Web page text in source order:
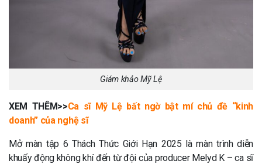
Giám khảo Mỹ Lệ
XEM THÊM>>Ca sĩ Mỹ Lệ bất ngờ bật mí chủ đề “kinh
doanh” của nghệ sĩ
Mở màn tập 6 Thách Thức Giới Hạn 2025 là màn trình diễn
khuấy động không khí đến từ đội của producer Melyd K – ca sĩ